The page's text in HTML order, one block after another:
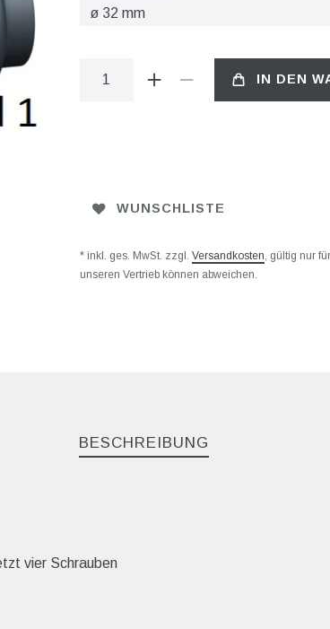
IN DEN
WUNSCHLISTE
* inkl. ges. MwSt. zzgl. Versandkosten, gültig nur
unseren Vertrieb können abweichen.
BESCHREIBUNG
vier Schrauben